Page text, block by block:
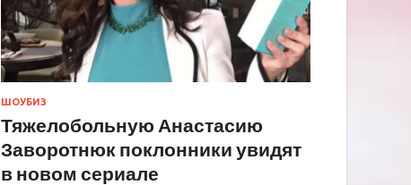
ШОУБИЗ
Тяжелобольную Анастасию
Заворотнюк поклонники увидят
в новом сериале